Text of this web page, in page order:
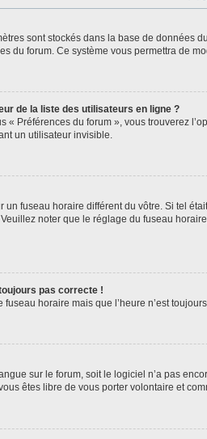
sont stockés dans la base de données
du forum. Ce système vous permettra de
de la liste des utilisateurs en ligne ?
« Préférences du forum », vous trouverez
un utilisateur invisible.
un fuseau horaire différent du vôtre. Si tel
noter que le réglage du fuseau
pas correcte !
fuseau horaire mais que l’heure n’est
sur le forum, soit le logiciel n’a pas
êtes libre de vous porter volontaire et